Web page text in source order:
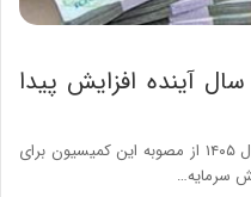
آینده افزایش پیدا
سخنگوی کمیسیون تلفیق لایحه بودجه سال ۱۴۰۵ از مصوبه این کمیسیون برای